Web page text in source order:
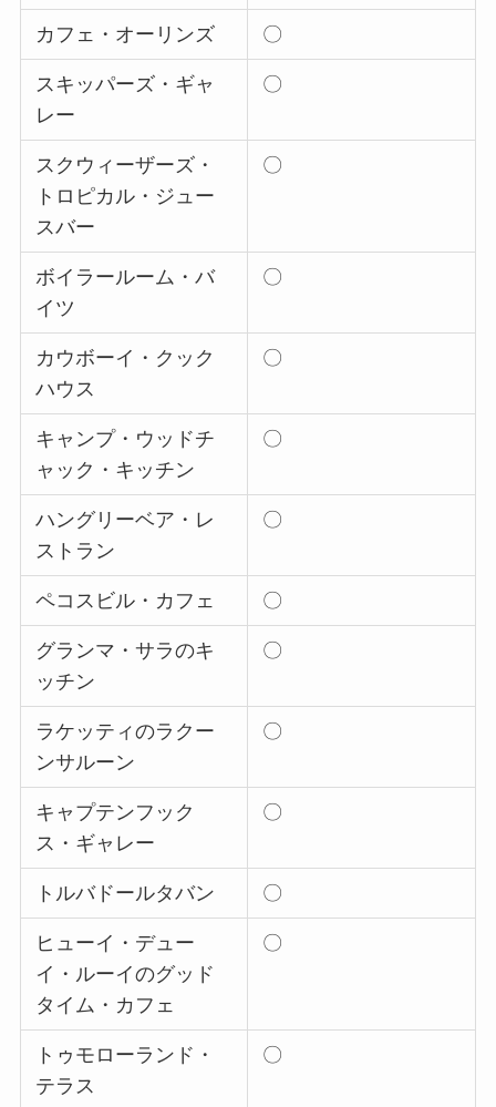
カフェ・オーリンズ 〇
スキッパーズ・ギャ
レー
〇
スクウィーザーズ・
トロピカル・ジュー
スバー
〇
ボイラールーム・バ
イツ
〇
カウボーイ・クック
ハウス
〇
キャンプ・ウッドチ
ャック・キッチン
〇
ハングリーベア・レ
ストラン
〇
ペコスビル・カフェ 〇
グランマ・サラのキ
ッチン
〇
ラケッティのラクー
ンサルーン
〇
キャプテンフック
ス・ギャレー
〇
トルバドールタバン 〇
ヒューイ・デュー
イ・ルーイのグッド
タイム・カフェ
〇
トゥモローランド・
テラス
〇